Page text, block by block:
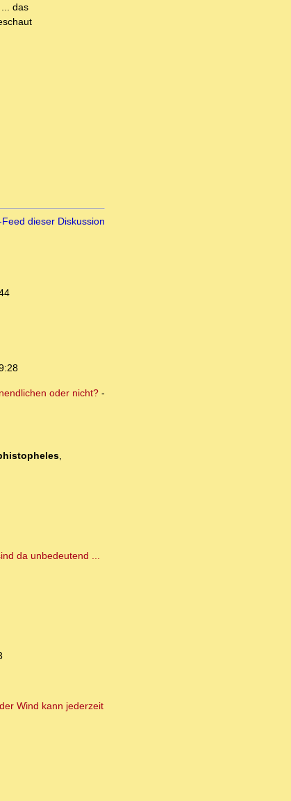
... das
Feed dieser Diskussion
oder nicht?-
,
da unbedeutend ...
Wind kann jederzeit